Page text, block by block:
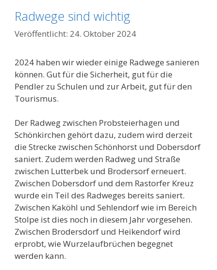
Radwege sind wichtig
24. Oktober 2024
2024 haben wir wieder einige Radwege sanieren
können. Gut für die Sicherheit, gut für die
Pendler zu Schulen und zur Arbeit, gut für den
Tourismus.
Der Radweg zwischen Probsteierhagen und
Schönkirchen gehört dazu, zudem wird derzeit
die Strecke zwischen Schönhorst und Dobersdorf
saniert. Zudem werden Radweg und Straße
zwischen Lutterbek und Brodersorf erneuert.
Zwischen Dobersdorf und dem Rastorfer Kreuz
wurde ein Teil des Radweges bereits saniert.
Zwischen Kaköhl und Sehlendorf wie im Bereich
Stolpe ist dies noch in diesem Jahr vorgesehen.
Zwischen Brodersdorf und Heikendorf wird
erprobt, wie Wurzelaufbrüchen begegnet
werden kann.